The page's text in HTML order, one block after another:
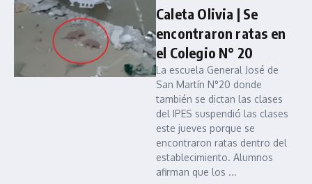
Caleta Olivia | Se
encontraron ratas en
el Colegio N° 20
La escuela General José de
San Martín N°20 donde
también se dictan las clases
del IPES suspendió las clases
este jueves porque se
encontraron ratas dentro del
establecimiento. Alumnos
afirman que los ...